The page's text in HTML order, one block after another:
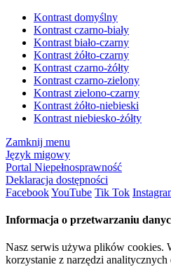
Kontrast domyślny
Kontrast czarno-biały
Kontrast biało-czarny
Kontrast żółto-czarny
Kontrast czarno-żółty
Kontrast czarno-zielony
Kontrast zielono-czarny
Kontrast żółto-niebieski
Kontrast niebiesko-żółty
Zamknij menu
Język migowy
Portal Niepełnosprawność
Deklaracja dostępności
FacebookYouTube Tik Tok
Informacja o przetwarzaniu
Nasz serwis używa plików cookies.
korzystanie z narzędzi